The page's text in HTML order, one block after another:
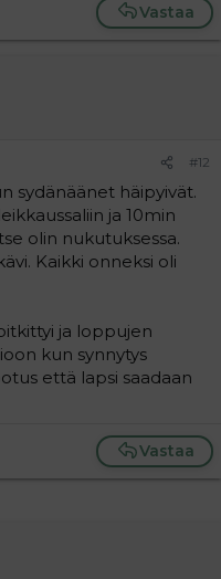
Vastaa
#12
sydänäänet häipyivät.
ja 10min
olin nukutuksessa.
Kaikki onneksi oli
ja loppujen
kun synnytys
että lapsi saadaan
Vastaa